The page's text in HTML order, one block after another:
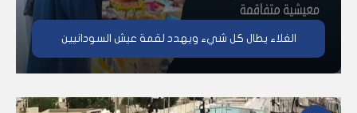
الغلاء يطال كل شيء ويهدد لقمة عيش السودانيين